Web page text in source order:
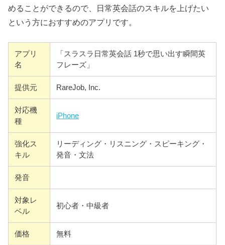
めることができるので、日常英会話のスキルを上げたい
という方におすすめのアプリです。
アプリ
名
「スラスラ日常英会話 1秒で思い出す瞬間英
フレーズ」
提供元 RareJob, Inc.
対応機
種
iPhone
強化ス
キル
リーディング・リスニング・スピーキング・
発音・文法
発音
対象レ
ベル
初心者・中級者
価格 無料